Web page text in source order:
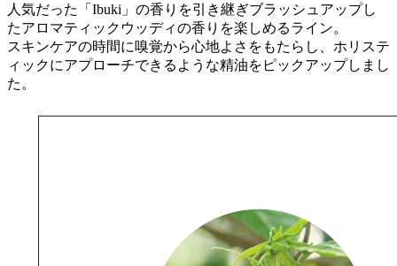
人気だった「Ibuki」の香りを引き継ぎブラッシュアップし
たアロマティックウッディの香りを楽しめるライン。
スキンケアの時間に嗅覚から心地よさをもたらし、ホリステ
ィックにアプローチできるような精油をピックアップしまし
た。